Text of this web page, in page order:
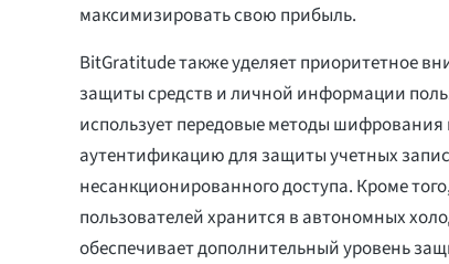
максимизировать свою прибыль.
BitGratitude также уделяет приоритетное
защиты средств и личной информации
использует передовые методы
аутентификацию для защиты учетных
несанкционированного доступа. Кроме
пользователей хранится в автономных
обеспечивает дополнительный уровень